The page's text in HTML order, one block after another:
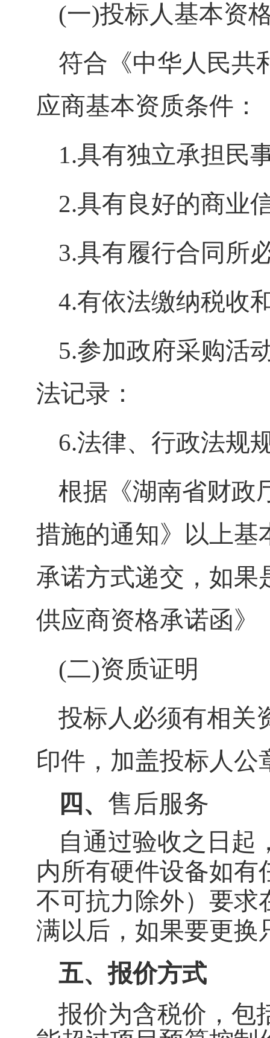
(一)投标人基本资
符合《中华人民共
应商基本资质条件：
1.具有独立承担民
2.具有良好的商业
3.具有履行合同所
4.有依法缴纳税收
5.参加政府采购活
法记录：
6.法律、行政法规
根据《湖南省财政
措施的通知》以上基
承诺方式递交，如果
供应商资格承诺函》
(二)资质证明
投标人必须有相关
印件，加盖投标人公
四、 售后服务
自通过验收之日起
内所有硬件设备如
不可抗力除外）要求
满以后，如果要更换
五、报价方式
报价为含税价，包